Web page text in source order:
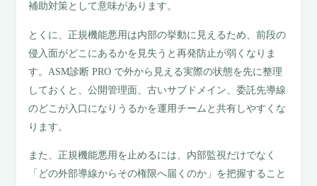
補助対策として意味があります。
とくに、正規機能悪用は内部の挙動に見えるため、前段の
侵入面がどこにあるかを見失うと再発防止が弱くなりま
す。ASM診断 PRO で外から見える実際の状態を先に整理
しておくと、公開管理面、古いサブドメイン、委託先導線
のどこが入口になりうるかを運用チームと共有しやすくな
ります。
また、正規機能悪用を止めるには、内部監視だけでなく
「どの外部導線からその権限へ届くのか」を把握すること